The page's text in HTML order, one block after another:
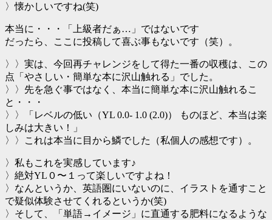
〉懐かしいですね(笑)
本当に・・・「上級者だぁ…」ではないです
だったら、ここに投稿して喜ぶ事もないです（笑）。
〉〉実は、今回再チャレンジをして得た一番の収穫は、この
点「やさしい・簡単な本に沢山触れる」でした。
〉〉先を急ぐ事ではなく、本当に簡単な本に沢山触れるこ
と・・・
〉〉「レベルの低い（YL 0.0- 1.0 (2.0)） ものほど、本当は楽
しみは大きい！」
〉〉これは本当に目から鱗でした（私個人の感想です）。
〉私もこれを実感しています♪
〉絶対YL０〜１って楽しいですよね！
〉なんというか、英語圏にいないのに、イラストを通すこと
で疑似体験させてくれるというか(笑)
〉そして、「単語→イメージ」に直通する肥料になるような